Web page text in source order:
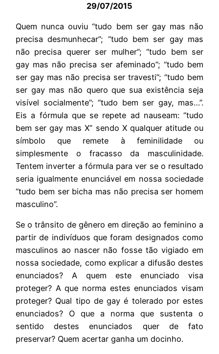
29/07/2015
Quem nunca ouviu “tudo bem ser gay mas não
precisa desmunhecar”; “tudo bem ser gay mas
não precisa querer ser mulher”; “tudo bem ser
gay mas não precisa ser afeminado”; “tudo bem
ser gay mas não precisa ser travesti”; “tudo bem
ser gay mas não quero que sua existência seja
visível socialmente”; “tudo bem ser gay, mas…”.
Eis a fórmula que se repete ad nauseam: “tudo
bem ser gay mas X” sendo X qualquer atitude ou
símbolo que remete à feminilidade ou
simplesmente o fracasso da masculinidade.
Tentem inverter a fórmula para ver se o resultado
seria igualmente enunciável em nossa sociedade
“tudo bem ser bicha mas não precisa ser homem
masculino”.
Se o trânsito de gênero em direção ao feminino a
partir de indivíduos que foram designados como
masculinos ao nascer não fosse tão vigiado em
nossa sociedade, como explicar a difusão destes
enunciados? A quem este enunciado visa
proteger? A que norma estes enunciados visam
proteger? Qual tipo de gay é tolerado por estes
enunciados? O que a norma que sustenta o
sentido destes enunciados quer de fato
preservar? Quem acertar ganha um docinho.